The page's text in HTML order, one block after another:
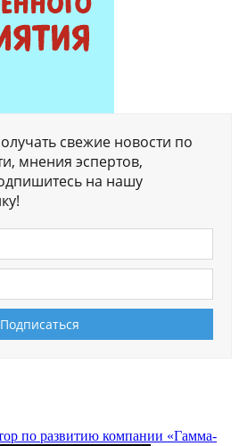
свежие новости по
мнения эспертов,
на нашу
по развитию компании «Гамма-